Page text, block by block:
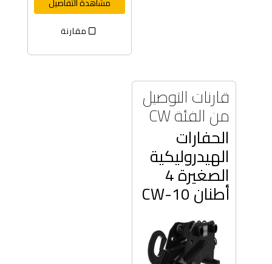
مشاهدة التفاصيل
مقارنة
قارنات التوصيل
من الفئة CW
الحفارات
الهيدروليكية
الصغيرة 4
أطنان CW-10